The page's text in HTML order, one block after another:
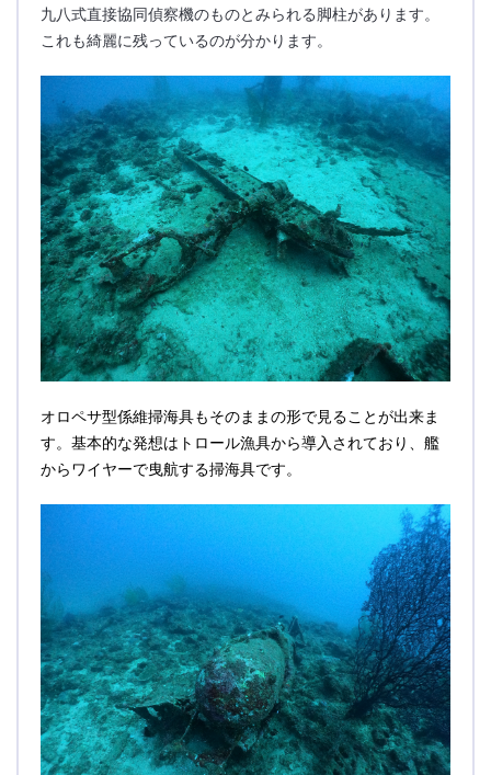
九八式直接協同偵察機のものとみられる脚柱があります。
これも綺麗に残っているのが分かります。
オロペサ型係維掃海具もそのままの形で見ることが出来ま
す。基本的な発想はトロール漁具から導入されており、艦
からワイヤーで曳航する掃海具です。